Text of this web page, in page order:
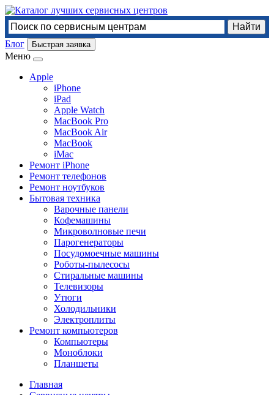
Блог Быстрая заявка
Меню
Apple
iPhone
iPad
Apple Watch
MacBook Pro
MacBook Air
MacBook
iMac
Ремонт iPhone
Ремонт телефонов
Ремонт ноутбуков
Бытовая техника
Варочные панели
Кофемашины
Микроволновые печи
Парогенераторы
Посудомоечные машины
Роботы-пылесосы
Стиральные машины
Телевизоры
Утюги
Холодильники
Электроплиты
Ремонт компьютеров
Компьютеры
Моноблоки
Планшеты
Главная